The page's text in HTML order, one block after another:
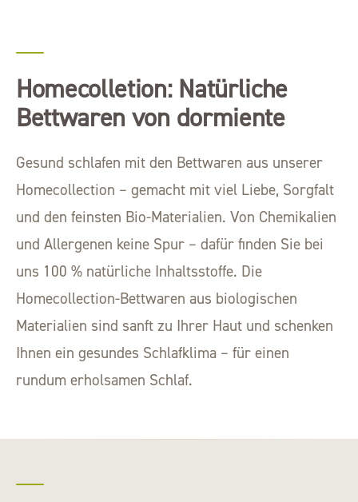
Homecolletion: Natürliche
Bettwaren von dormiente
Gesund schlafen mit den Bettwaren aus unserer
Homecollection – gemacht mit viel Liebe, Sorgfalt
und den feinsten Bio-Materialien. Von Chemikalien
und Allergenen keine Spur – dafür finden Sie bei
uns 100 % natürliche Inhaltsstoffe. Die
Homecollection-Bettwaren aus biologischen
Materialien sind sanft zu Ihrer Haut und schenken
Ihnen ein gesundes Schlafklima – für einen
rundum erholsamen Schlaf.